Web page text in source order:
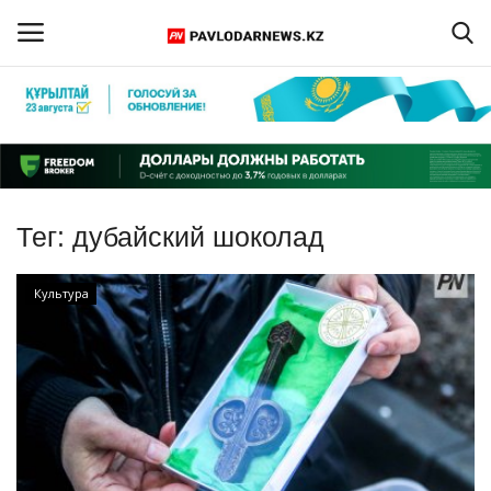
Регистрация
Главная
Обратная связь
ПАВЛОДАРСКАЯ ОБЛАСТЬ
КАЗАХСТАН
СПЕЦПРОЕКТЫ
Тег: дубайский шоколад
Культура